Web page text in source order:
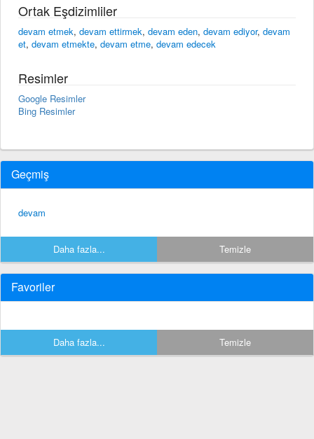
Ortak Eşdizimliler
devam etmek, devam ettirmek, devam eden, devam ediyor, devam
et, devam etmekte, devam etme, devam edecek
Resimler
Google Resimler
Bing Resimler
Geçmiş
devam
Daha fazla... Temizle
Favoriler
Daha fazla... Temizle